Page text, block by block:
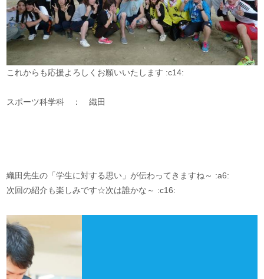
これからも応援よろしくお願いいたします :c14:
スポーツ科学科 ： 織田
織田先生の「学生に対する思い」が伝わってきますね～ :a6:
次回の紹介も楽しみです☆次は誰かな～ :c16: